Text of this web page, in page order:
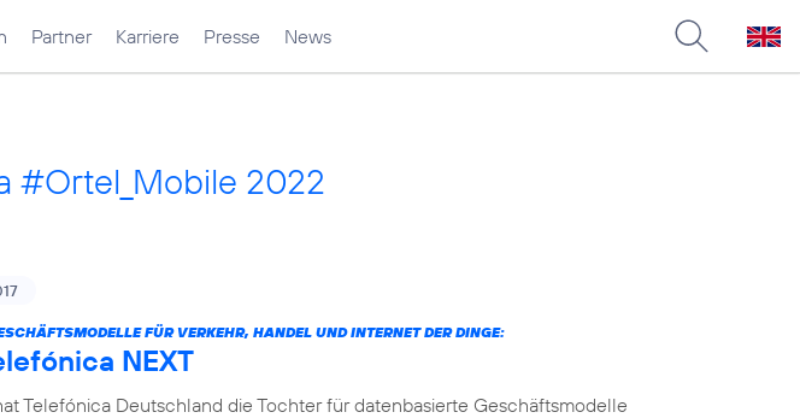
Partner Karriere Presse News
#Ortel_Mobile 2022
FÜR VERKEHR, HANDEL UND INTERNET DER DINGE:
NEXT
Telefónica Deutschland die Tochter für datenbasierte Geschäftsmodelle